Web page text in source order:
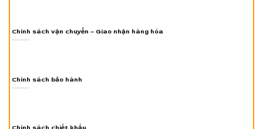
Chính sách vận chuyển – Giao nhận hàng hóa
Chính sách bảo hành
Chính sách chiết khấu